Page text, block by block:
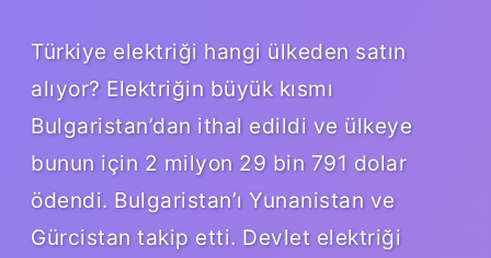
Türkiye elektriği hangi ülkeden satın
alıyor? Elektriğin büyük kısmı
Bulgaristan’dan ithal edildi ve ülkeye
bunun için 2 milyon 29 bin 791 dolar
ödendi. Bulgaristan’ı Yunanistan ve
Gürcistan takip etti. Devlet elektriği